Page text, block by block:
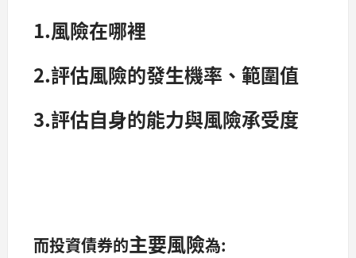
1.風險在哪裡
2.評估風險的發生機率、範圍值
3.評估自身的能力與風險承受度
而投資債券的主要風險為: